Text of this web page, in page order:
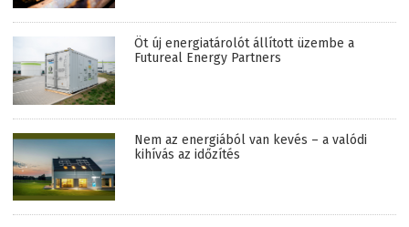
Öt új energiatárolót állított üzembe a
Futureal Energy Partners
Nem az energiából van kevés – a valódi
kihívás az időzítés